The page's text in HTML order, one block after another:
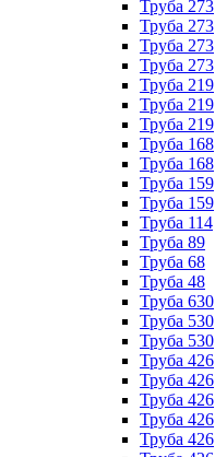
Труба 273
Труба 273
Труба 273
Труба 273
Труба 219
Труба 219
Труба 219
Труба 168
Труба 168
Труба 159
Труба 159
Труба 114
Труба 89
Труба 68
Труба 48
Труба 630
Труба 530
Труба 530
Труба 426
Труба 426
Труба 426
Труба 426
Труба 426